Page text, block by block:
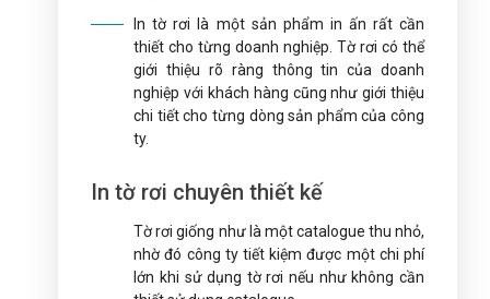
In tờ rơi là một sản phẩm in ấn rất cần
thiết cho từng doanh nghiệp. Tờ rơi có thể
giới thiệu rõ ràng thông tin của doanh
nghiệp với khách hàng cũng như giới thiệu
chi tiết cho từng dòng sản phẩm của công
ty.
In tờ rơi chuyên thiết kế
Tờ rơi giống như là một catalogue thu nhỏ,
nhờ đó công ty tiết kiệm được một chi phí
lớn khi sử dụng tờ rơi nếu như không cần